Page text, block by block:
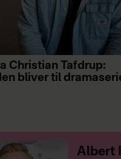
Christian Tafdrup:
bliver til
Albert